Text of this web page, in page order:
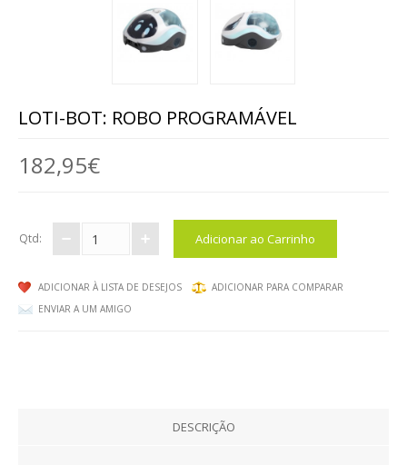
ARRUMAÇÃO, ORGANIZAÇÃO...
MOBILIÁRIO EM ESPUMA
EXPRESSÃO FÍSICA / ARTÍSTICA
EXPRESSÃO FÍSICA E MOTORA
LOTI-BOT: ROBO PROGRAMÁVEL
182,95€
Qtd:
ADICIONAR À LISTA DE DESEJOS
ADICIONAR PARA COMPARAR
ENVIAR A UM AMIGO
DESCRIÇÃO